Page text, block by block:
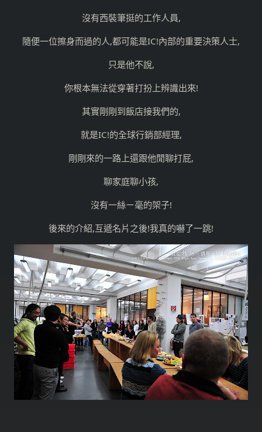
沒有西裝筆挺的工作人員,
隨便一位擦身而過的人,都可能是IC!內部的重要決策人士,
只是他不說,
你根本無法從穿著打扮上辨識出來!
其實剛剛到飯店接我們的,
就是IC!的全球行銷部經理,
剛剛來的一路上還跟他閒聊打屁,
聊家庭聊小孩,
沒有一絲ㄧ毫的架子!
後來的介紹,互遞名片之後!我真的嚇了一跳!